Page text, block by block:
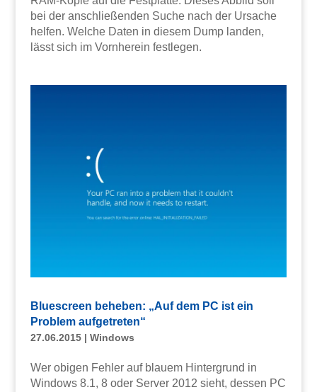
bei der anschließenden Suche nach der Ursache
helfen. Welche Daten in diesem Dump landen,
lässt sich im Vornherein festlegen.
Bluescreen beheben: „Auf dem PC ist ein
Problem aufgetreten“
27.06.2015| Windows
Wer obigen Fehler auf blauem Hintergrund in
Windows 8.1, 8 oder Server 2012 sieht, dessen PC